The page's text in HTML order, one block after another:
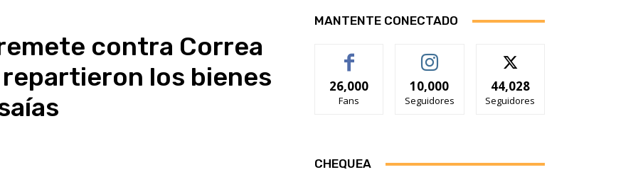
contra Correa
los bienes
MANTENTE CONECTADO
26,000
Fans
10,000
Seguidores
44,028
Seguidores
CHEQUEA